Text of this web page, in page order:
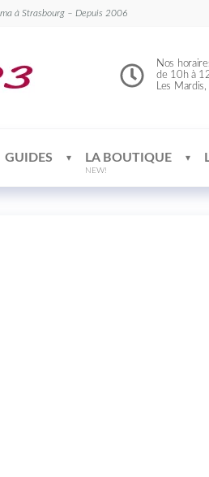
à Strasbourg – Depuis 2006
Nos
de 10h à
Les
GUIDES LA BOUTIQUE
NEW!